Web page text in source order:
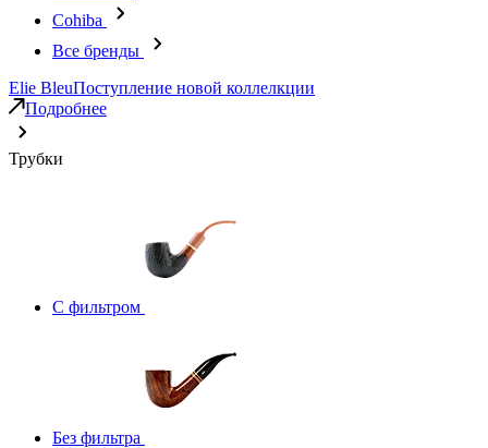
Cohiba
Все бренды
Elie BleuПоступление новой коллелкции
Подробнее
Трубки
С фильтром
Без фильтра